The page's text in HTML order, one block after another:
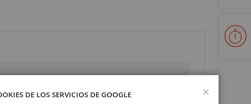
DE LOS SERVICIOS DE GOOGLE